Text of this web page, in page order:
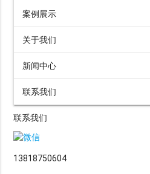
案例展示
关于我们
新闻中心
联系我们
联系我们
13818750604